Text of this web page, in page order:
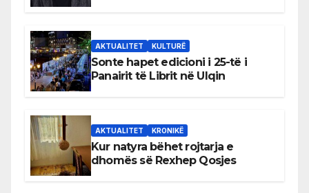
AKTUALITET KULTURË
Sonte hapet edicioni i 25-të i
Panairit të Librit në Ulqin
AKTUALITET KRONIKË
Kur natyra bëhet rojtarja e
dhomës së Rexhep Qosjes